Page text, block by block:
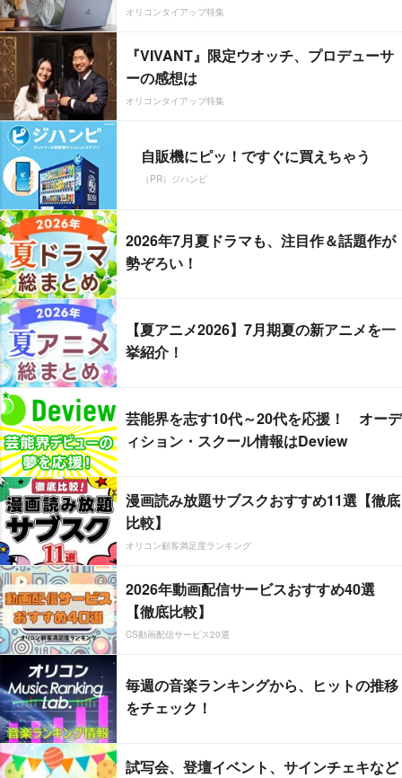
オリコンタイアップ特集
『VIVANT』限定ウオッチ、プロデューサ
ーの感想は
オリコンタイアップ特集
自販機にピッ！ですぐに買えちゃう
（PR）ジハンピ
2026年7月夏ドラマも、注目作＆話題作が
勢ぞろい！
【夏アニメ2026】7月期夏の新アニメを一
挙紹介！
芸能界を志す10代～20代を応援！ オーデ
ィション・スクール情報はDeview
漫画読み放題サブスクおすすめ11選【徹底
比較】
オリコン顧客満足度ランキング
2026年動画配信サービスおすすめ40選
【徹底比較】
CS動画配信サービス20選
毎週の音楽ランキングから、ヒットの推移
をチェック！
試写会、登壇イベント、サインチェキなど